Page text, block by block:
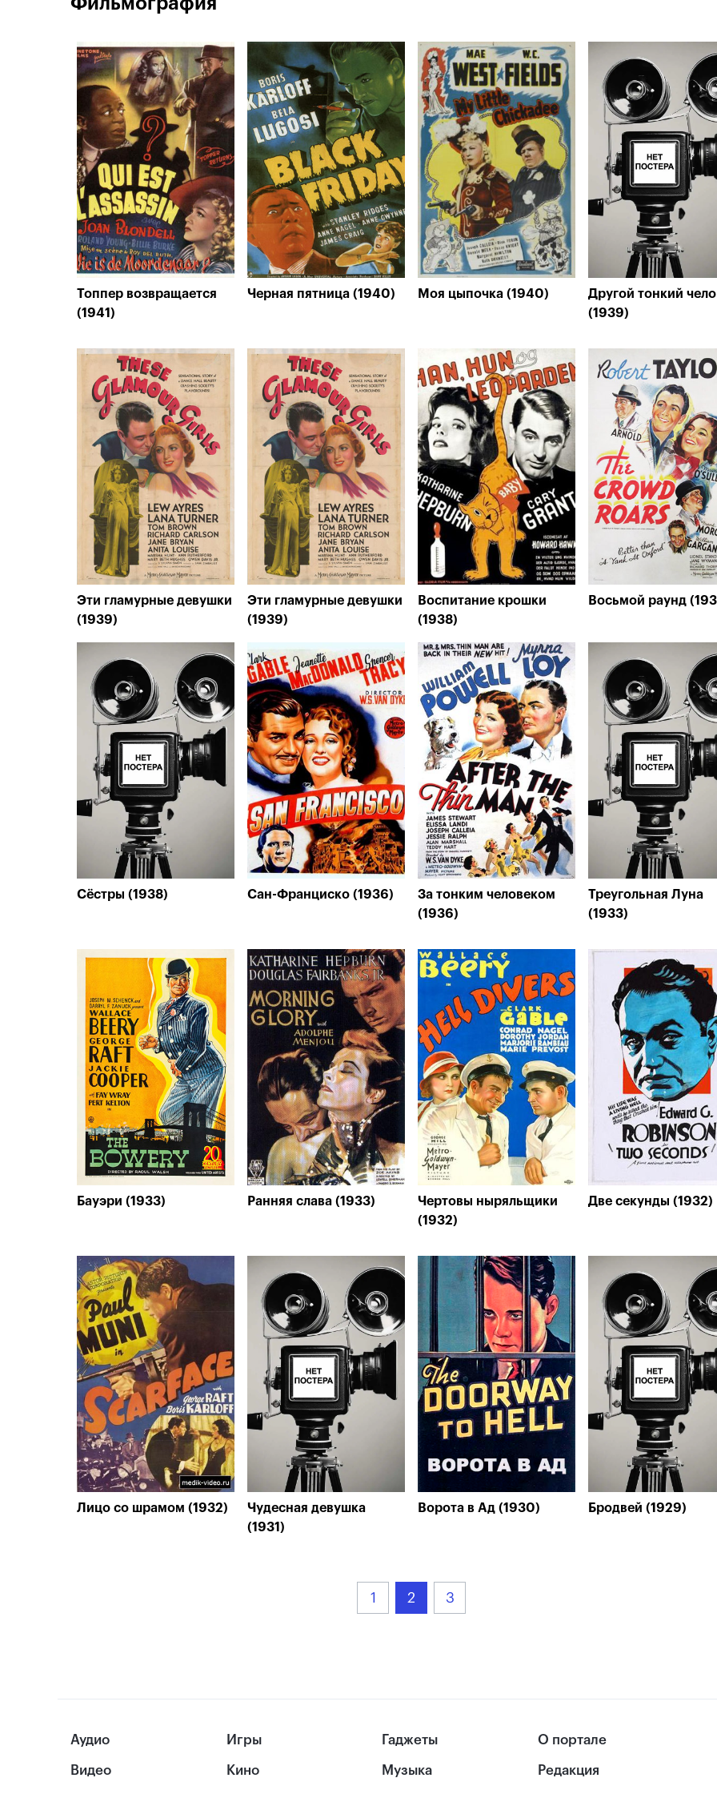
Топпер возвращается
(1941)
Черная пятница (1940) Моя цыпочка (1940)
Другой тонкий
(1939)
Эти гламурные девушки
(1939)
Эти гламурные девушки
(1939)
Воспитание крошки
(1938)
Восьмой раунд
Сёстры (1938) Сан-Франциско (1936)
За тонким человеком
(1936)
Треугольная Луна
(1933)
Бауэри (1933) Ранняя слава (1933)
Чертовы ныряльщики
(1932)
Две секунды (1932)
Лицо со шрамом (1932)
Чудесная девушка
(1931)
Ворота в Ад (1930) Бродвей (1929)
1 2 3
Аудио
Видео
Игры
Кино
Гаджеты
Музыка
О портале
Редакция